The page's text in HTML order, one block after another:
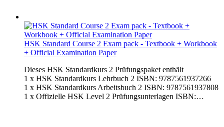
HSK Standard Course 2 Exam pack - Textbook + Workbook
+ Official Examination Paper
Dieses HSK Standardkurs 2 Prüfungspaket enthält
1 x HSK Standardkurs Lehrbuch 2 ISBN: 9787561937266
1 x HSK Standardkurs Arbeitsbuch 2 ISBN: 9787561937808
1 x Offizielle HSK Level 2 Prüfungsunterlagen ISBN:…